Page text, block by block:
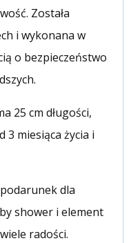
Została
i wykonana w
o bezpieczeństwo
25 cm długości,
3 miesiąca życia i
dla
shower i element
radości.